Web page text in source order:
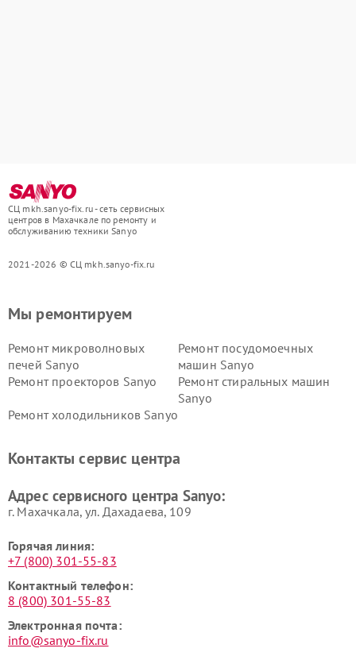
СЦ mkh.sanyo-fix.ru - сеть сервисных
центров в Махачкале по ремонту и
обслуживанию техники Sanyo
2021-2026 © СЦ mkh.sanyo-fix.ru
Мы ремонтируем
Ремонт микроволновых
печей Sanyo
Ремонт посудомоечных
машин Sanyo
Ремонт проекторов Sanyo
Ремонт стиральных машин
Sanyo
Ремонт холодильников Sanyo
Контакты сервис центра
Адрес сервисного центра Sanyo:
г. Махачкала, ул. Дахадаева, 109
Горячая линия:
+7 (800) 301-55-83
Контактный телефон:
8 (800) 301-55-83
Электронная почта:
info@sanyo-fix.ru